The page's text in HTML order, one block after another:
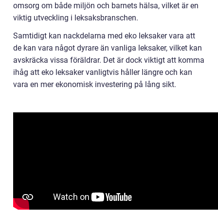
omsorg om både miljön och barnets hälsa, vilket är en
viktig utveckling i leksaksbranschen.
Samtidigt kan nackdelarna med eko leksaker vara att
de kan vara något dyrare än vanliga leksaker, vilket kan
avskräcka vissa föräldrar. Det är dock viktigt att komma
ihåg att eko leksaker vanligtvis håller längre och kan
vara en mer ekonomisk investering på lång sikt.